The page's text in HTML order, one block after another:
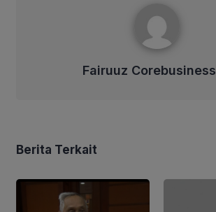
Fairuuz Corebusiness
Berita Terkait